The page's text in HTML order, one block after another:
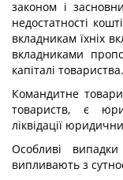
законом і
недостатності
вкладникам їхніх
вкладниками
капіталі товариства.
Командитне
товариств, є
ліквідації
Особливі випадки
випливають з